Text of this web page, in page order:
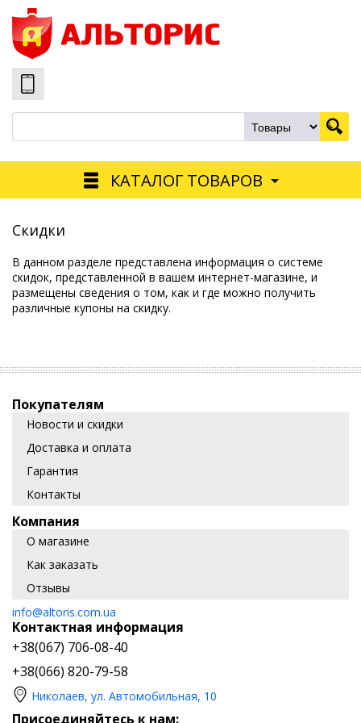
КАТАЛОГ ТОВАРОВ
Скидки
В данном разделе представлена информация о системе
скидок, представленной в вашем интернет-магазине, и
размещены сведения о том, как и где можно получить
различные купоны на скидку.
Покупателям
Новости и скидки
Доставка и оплата
Гарантия
Контакты
Компания
О магазине
Как заказать
Отзывы
info@altoris.com.ua
Контактная информация
+38(067) 706-08-40
+38(066) 820-79-58
Николаев, ул. Автомобильная, 10
Присоединяйтесь к нам: